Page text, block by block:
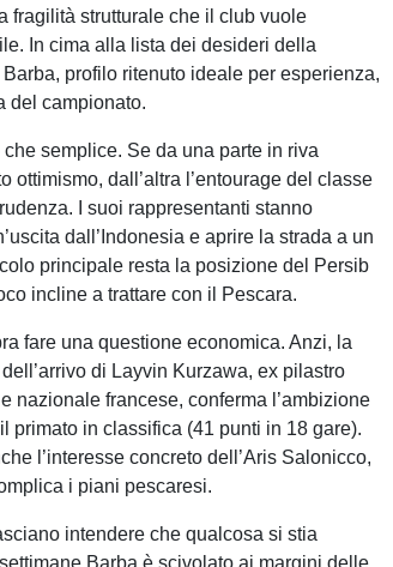
fragilità strutturale che il club vuole
In cima alla lista dei desideri della
profilo ritenuto ideale per esperienza,
del campionato.
che semplice. Se da una parte in riva
ottimismo, dall’altra l’entourage del classe
I suoi rappresentanti stanno
dall’Indonesia e aprire la strada a un
principale resta la posizione del Persib
incline a trattare con il Pescara.
fare una questione economica. Anzi, la
di Layvin Kurzawa, ex pilastro
nazionale francese, conferma l’ambizione
primato in classifica (41 punti in 18 gare).
l’interesse concreto dell’Aris Salonicco,
i piani pescaresi.
intendere che qualcosa si stia
Barba è scivolato ai margini delle